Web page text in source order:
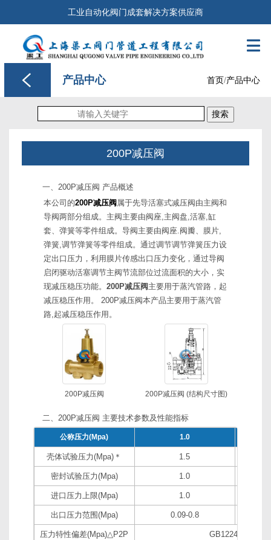
工业自动化阀门成套解决方案供应商

产品中心 首页/产品中心
搜索
200P减压阀
一、200P减压阀 产品概述
本公司的200P减压阀 属于先导活塞式减压阀由主阀和
导阀两部分组成。主阀主要由阀座,主阀盘,活塞,缸
套、弹簧等零件组成。导阀主要由阀座.阀瓣、膜片,
弹簧,调节弹簧等零件组成。通过调节调节弹簧压力设
定出口压力，利用膜片传感出口压力变化，通过导阀
启闭驱动活塞调节主阀节流部位过流面积的大小，实
现减压稳压功能。 200P减压阀 主要用于蒸汽管路，起
减压稳压作用。 200P减压阀本产品主要用于蒸汽管
路,起减压稳压作用。
200P减压阀 200P减压阀 (结构尺寸图)
二、200P减压阀 主要技术参数及性能指标
公称压力(Mpa) 1.0
壳体试验压力(Mpa)＊ 1.5
密封试验压力(Mpa) 1.0
进口压力上限(Mpa) 1.0
出口压力范围(Mpa) 0.09-0.8
压力特性偏差(Mpa)△P2P GB12246-1989